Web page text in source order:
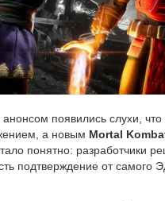
появились слухи, что
а новым Mortal
понятно: разработчики
подтверждение от самого